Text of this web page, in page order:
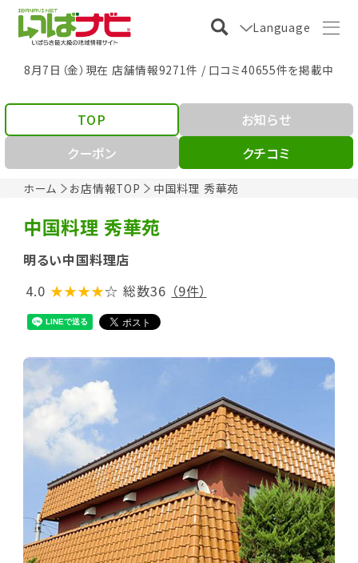
Language
8月7日（金）現在 店舗情報9271件 / 口コミ40655件を掲載中
ホーム お店情報TOP 中国料理 秀華苑
TOP
お知らせ
クーポン
クチコミ
中国料理 秀華苑
明るい中国料理店
4.0 ★★★★☆ 総数36 （9件）